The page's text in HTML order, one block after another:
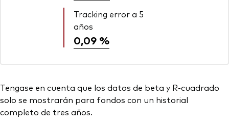
Tracking error a 5
años
0,09 %
Tengase en cuenta que los datos de beta y R-cuadrado
solo se mostrarán para fondos con un historial
completo de tres años.